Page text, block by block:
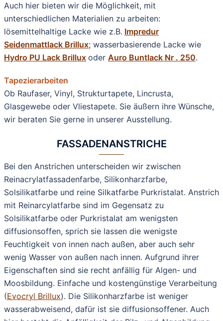
Auch hier bieten wir die Möglichkeit, mit
unterschiedlichen Materialien zu arbeiten:
lösemittelhaltige Lacke wie z.B. Impredur
Seidenmattlack Brillux; wasserbasierende Lacke wie
Hydro PU Lack Brillux oder Auro Buntlack Nr . 250.
Tapezierarbeiten
Ob Raufaser, Vinyl, Strukturtapete, Lincrusta,
Glasgewebe oder Vliestapete. Sie äußern ihre Wünsche,
wir beraten Sie gerne in unserer Ausstellung.
FASSADENANSTRICHE
Bei den Anstrichen unterscheiden wir zwischen
Reinacrylatfassadenfarbe, Silikonharzfarbe,
Solsilikatfarbe und reine Silkatfarbe Purkristalat. Anstrich
mit Reinarcylatfarbe sind im Gegensatz zu
Solsilikatfarbe oder Purkristalat am wenigsten
diffusionsoffen, sprich sie lassen die wenigste
Feuchtigkeit von innen nach außen, aber auch sehr
wenig Wasser von außen nach innen. Aufgrund ihrer
Eigenschaften sind sie recht anfällig für Algen- und
Moosbildung. Einfache und kostengünstige Verarbeitung
(Evocryl Brillux). Die Silikonharzfarbe ist weniger
wasserabweisend, dafür ist sie diffusionsoffener. Auch